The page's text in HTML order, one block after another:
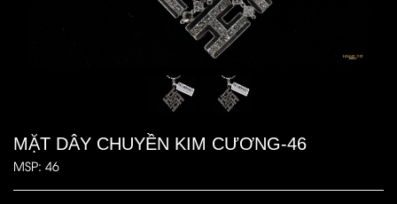
MẶT DÂY CHUYỀN KIM CƯƠNG-46
MSP: 46